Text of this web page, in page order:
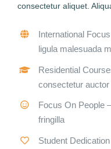
consectetur aliquet.
International Focus
ligula malesuada
Residential
consectetur auctor
Focus On People
fringilla
Student Dedication